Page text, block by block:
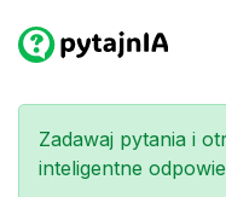
Zadawaj pytania i
inteligentne